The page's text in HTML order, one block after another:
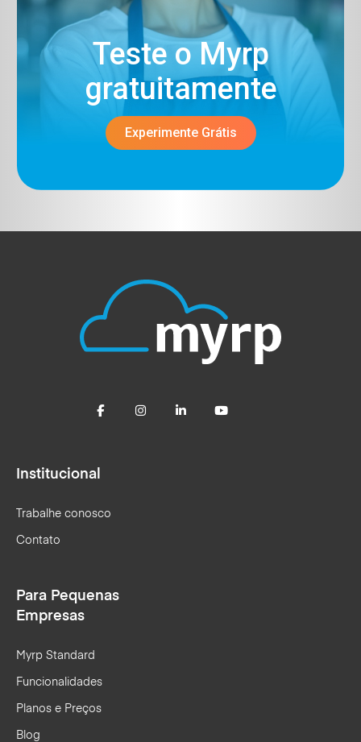
Teste o Myrp
gratuitamente​
Experimente Grátis
Institucional
Trabalhe conosco
Contato
Para Pequenas
Empresas
Myrp Standard
Funcionalidades
Planos e Preços
Blog